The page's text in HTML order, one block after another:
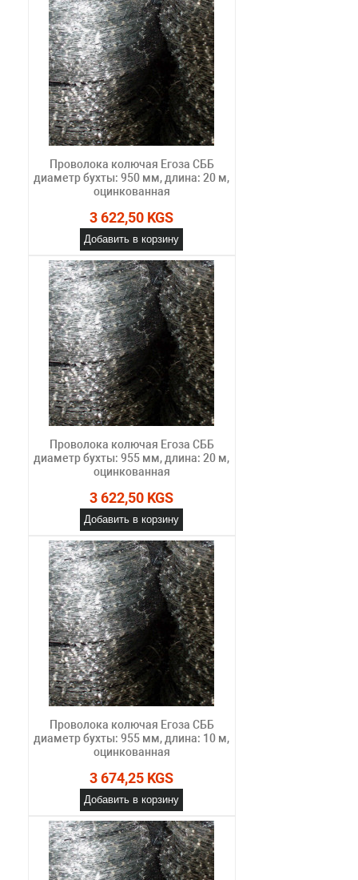
Проволока колючая Егоза СББ
диаметр бухты: 950 мм, длина: 20 м,
оцинкованная
3 622,50 KGS
Добавить в корзину
Проволока колючая Егоза СББ
диаметр бухты: 955 мм, длина: 20 м,
оцинкованная
3 622,50 KGS
Добавить в корзину
Проволока колючая Егоза СББ
диаметр бухты: 955 мм, длина: 10 м,
оцинкованная
3 674,25 KGS
Добавить в корзину